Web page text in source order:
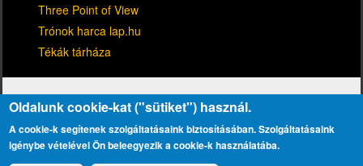
Three Point of View
Trónok harca lap.hu
Tékák tárháza
Kapcsolat Adatvédelmi tájékoztató
Oldalunk cookie-kat ("sütiket") használ.
A cookie-k segítenek szolgáltatásaink biztosításában. Szolgáltatásaink
igénybe vételével Ön beleegyezik a cookie-k használatába.